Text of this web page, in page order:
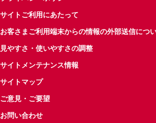
サイトご利用にあたって
お客さまご利用端末からの情報の外部送信につ
見やすさ・使いやすさの調整
サイトメンテナンス情報
サイトマップ
ご意見・ご要望
お問い合わせ